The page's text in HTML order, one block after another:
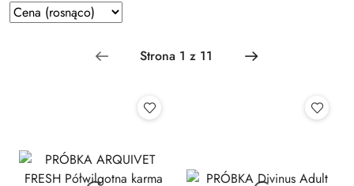
Zastosowano sortowanie: Cena (rosnąco).
Sortuj
według